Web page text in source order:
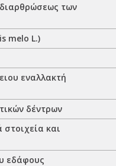
των
melo L.)
εναλλακτή
δέντρων
και
εδάφους